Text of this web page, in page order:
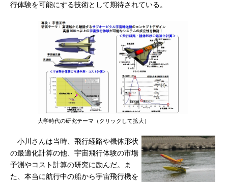
行体験を可能にする技術として期待されている。
大学時代の研究テーマ（クリックして拡大）
小川さんは当時、飛行経路や機体形状
の最適化計算の他、宇宙飛行体験の市場
予測やコスト計算の研究に励んだ。ま
た、本当に航行中の船から宇宙飛行機を